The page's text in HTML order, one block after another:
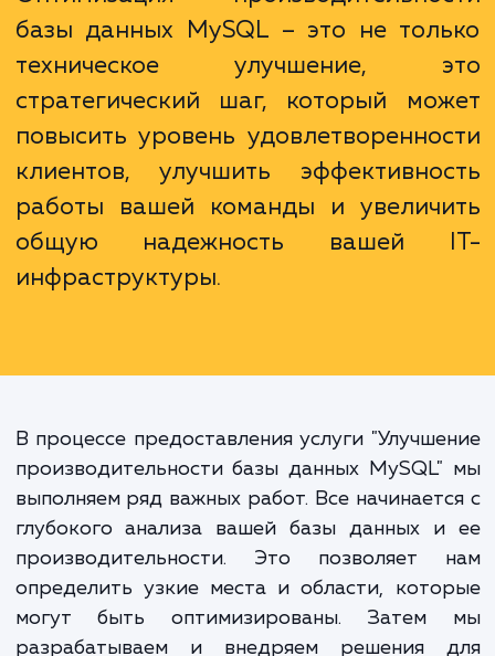
сэкономить ресурсы, поскольку
меньше мощности сервера.
Оптимизация
базы данных MySQL – это не
клиентов, улучшить
работы вашей команды и
общую надежность вашей
инфраструктуры.